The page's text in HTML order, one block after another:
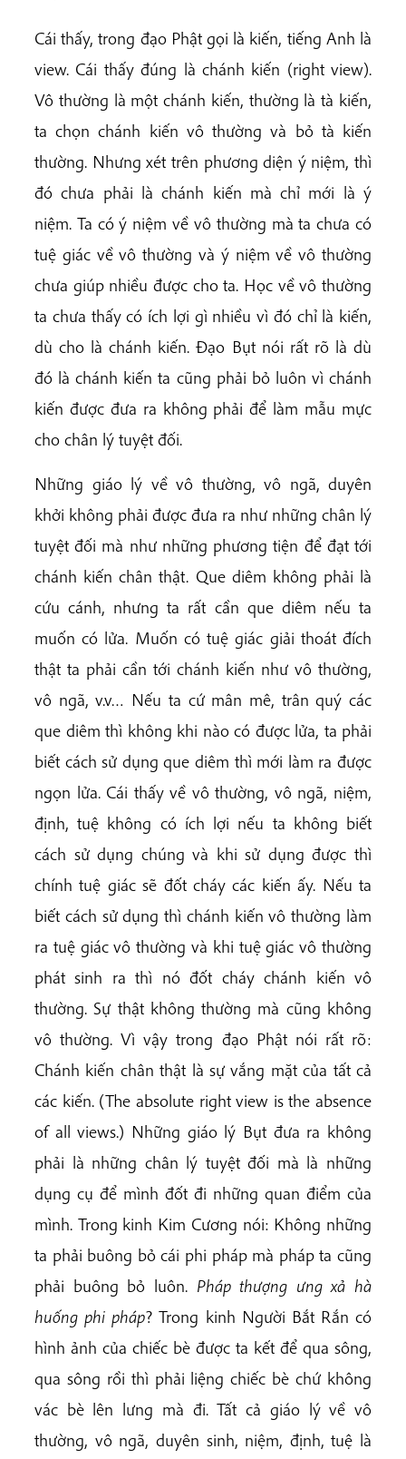
Cái thấy, trong đạo Phật gọi là kiến, tiếng Anh là
view. Cái thấy đúng là chánh kiến (right view).
Vô thường là một chánh kiến, thường là tà kiến,
ta chọn chánh kiến vô thường và bỏ tà kiến
thường. Nhưng xét trên phương diện ý niệm, thì
đó chưa phải là chánh kiến mà chỉ mới là ý
niệm. Ta có ý niệm về vô thường mà ta chưa có
tuệ giác về vô thường và ý niệm về vô thường
chưa giúp nhiều được cho ta. Học về vô thường
ta chưa thấy có ích lợi gì nhiều vì đó chỉ là kiến,
dù cho là chánh kiến. Đạo Bụt nói rất rõ là dù
đó là chánh kiến ta cũng phải bỏ luôn vì chánh
kiến được đưa ra không phải để làm mẫu mực
cho chân lý tuyệt đối.
Những giáo lý về vô thường, vô ngã, duyên
khởi không phải được đưa ra như những chân lý
tuyệt đối mà như những phương tiện để đạt tới
chánh kiến chân thật. Que diêm không phải là
cứu cánh, nhưng ta rất cần que diêm nếu ta
muốn có lửa. Muốn có tuệ giác giải thoát đích
thật ta phải cần tới chánh kiến như vô thường,
vô ngã, v.v… Nếu ta cứ mân mê, trân quý các
que diêm thì không khi nào có được lửa, ta phải
biết cách sử dụng que diêm thì mới làm ra được
ngọn lửa. Cái thấy về vô thường, vô ngã, niệm,
định, tuệ không có ích lợi nếu ta không biết
cách sử dụng chúng và khi sử dụng được thì
chính tuệ giác sẽ đốt cháy các kiến ấy. Nếu ta
biết cách sử dụng thì chánh kiến vô thường làm
ra tuệ giác vô thường và khi tuệ giác vô thường
phát sinh ra thì nó đốt cháy chánh kiến vô
thường. Sự thật không thường mà cũng không
vô thường. Vì vậy trong đạo Phật nói rất rõ:
Chánh kiến chân thật là sự vắng mặt của tất cả
các kiến. (The absolute right view is the absence
of all views.) Những giáo lý Bụt đưa ra không
phải là những chân lý tuyệt đối mà là những
dụng cụ để mình đốt đi những quan điểm của
mình. Trong kinh Kim Cương nói: Không những
ta phải buông bỏ cái phi pháp mà pháp ta cũng
phải buông bỏ luôn. Pháp thượng ưng xả hà
huống phi pháp? Trong kinh Người Bắt Rắn có
hình ảnh của chiếc bè được ta kết để qua sông,
qua sông rồi thì phải liệng chiếc bè chứ không
vác bè lên lưng mà đi. Tất cả giáo lý về vô
thường, vô ngã, duyên sinh, niệm, định, tuệ là